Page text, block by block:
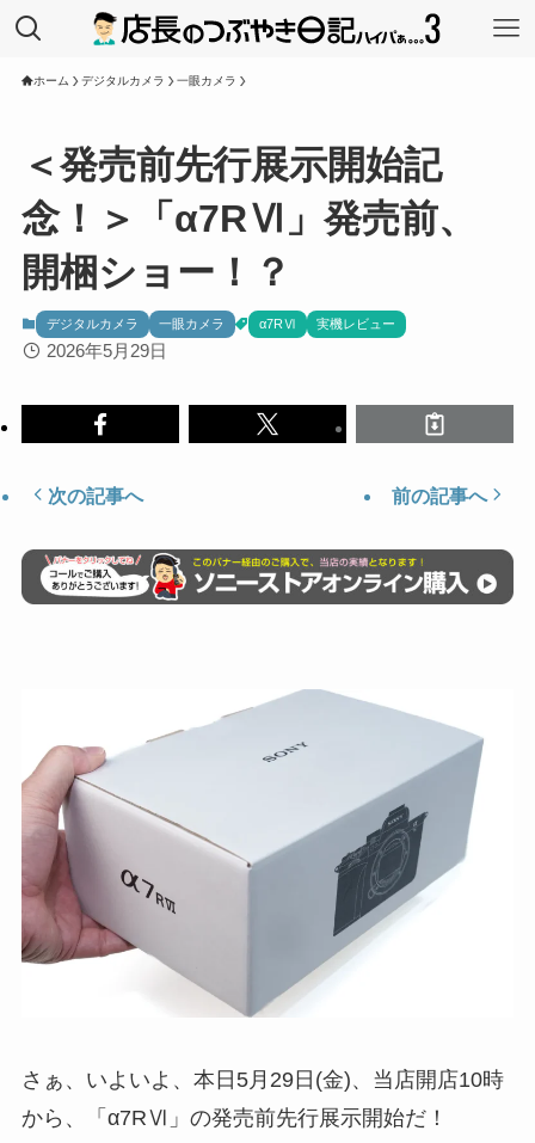
ホーム デジタルカメラ 一眼カメラ
＜発売前先行展示開始記
念！＞「α7RⅥ」発売前、
開梱ショー！？
デジタルカメラ 一眼カメラ α7RⅥ 実機レビュー
2026年5月29日
次の記事へ 前の記事へ
さぁ、いよいよ、本日5月29日(金)、当店開店10時
から、「α7RⅥ」の発売前先行展示開始だ！